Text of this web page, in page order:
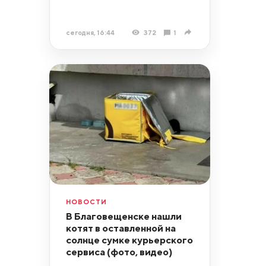
сегодня, 16:44 372 1
НОВОСТИ
В Благовещенске нашли
котят в оставленной на
солнце сумке курьерского
сервиса (фото, видео)